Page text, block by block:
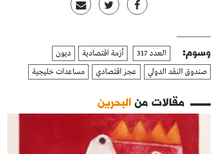
وسوم: العدد 317 أزمة اقتصادية
ديون
صندوق النقد الدولي
عجز اقتصادي مساعدات خليجية
مقالات منالبحرين